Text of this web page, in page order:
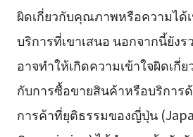
ผิดเกี่ยวกับคุณภาพหรือความได้
บริการที่เขาเสนอ นอกจากนี้ยัง
อาจทำให้เกิดความเข้าใจผิดเกี่ย
กับการซื้อขายสินค้าหรือบริการ
การค้าที่ยุติธรรมของญี่ปุ่น